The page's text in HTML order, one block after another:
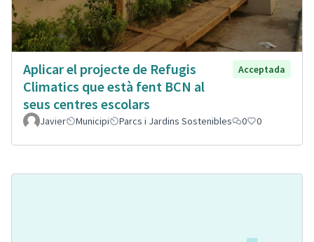
Aplicar el projecte de Refugis
Climatics que està fent BCN al
seus centres escolars
Acceptada
Javier Municipi Parcs i Jardins Sostenibles 0 0